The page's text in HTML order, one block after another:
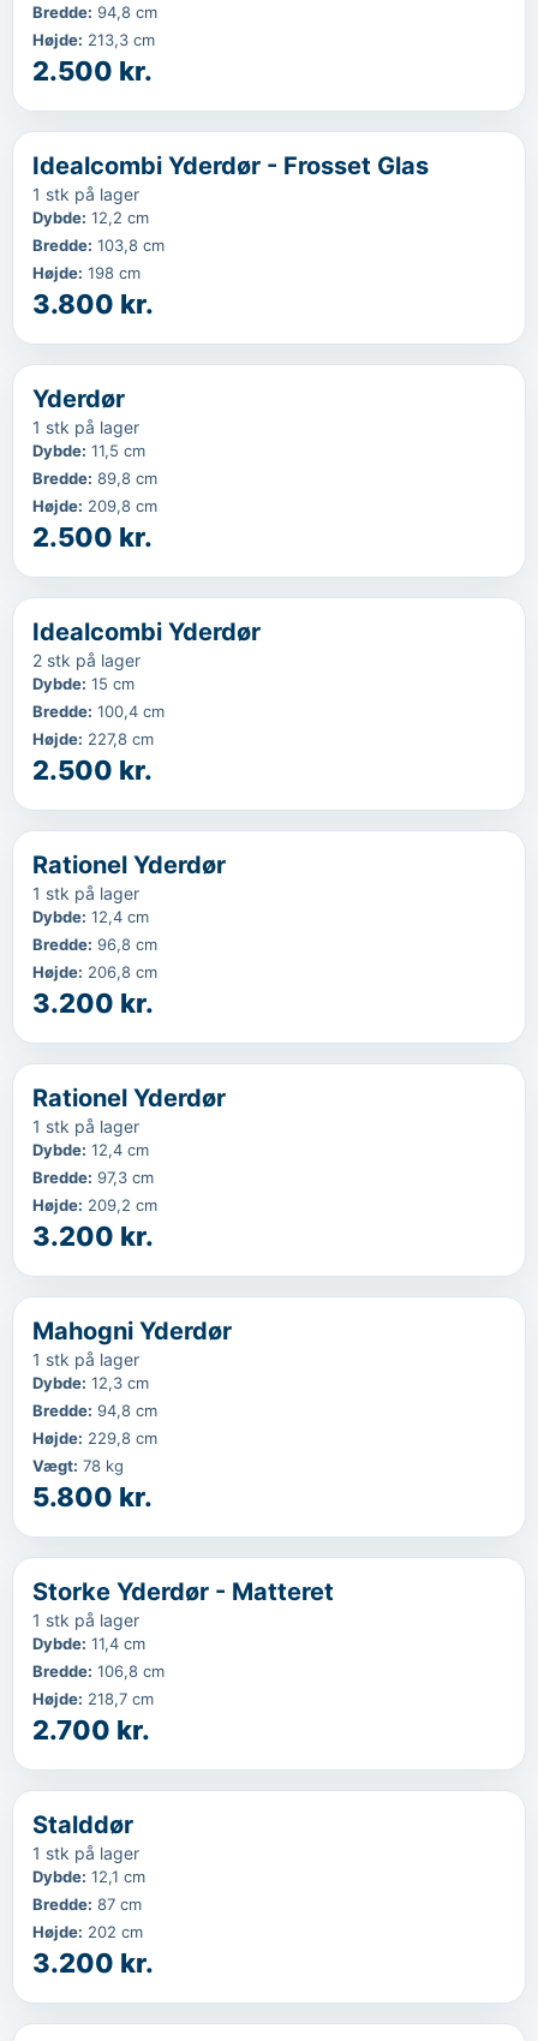
Bredde: 94,8 cm
Højde: 213,3 cm
2.500 kr.
‹
Idealcombi Yderdør - Frosset Glas
1 stk på lager
Dybde: 12,2 cm
Bredde: 103,8 cm
Højde: 198 cm
3.800 kr.
‹
Yderdør
1 stk på lager
Dybde: 11,5 cm
Bredde: 89,8 cm
Højde: 209,8 cm
2.500 kr.
‹
Idealcombi Yderdør
2 stk på lager
Dybde: 15 cm
Bredde: 100,4 cm
Højde: 227,8 cm
2.500 kr.
‹
Rationel Yderdør
1 stk på lager
Dybde: 12,4 cm
Bredde: 96,8 cm
Højde: 206,8 cm
3.200 kr.
‹
Rationel Yderdør
1 stk på lager
Dybde: 12,4 cm
Bredde: 97,3 cm
Højde: 209,2 cm
3.200 kr.
‹
Mahogni Yderdør
1 stk på lager
Dybde: 12,3 cm
Bredde: 94,8 cm
Højde: 229,8 cm
Vægt: 78 kg
5.800 kr.
‹
Storke Yderdør - Matteret
1 stk på lager
Dybde: 11,4 cm
Bredde: 106,8 cm
Højde: 218,7 cm
2.700 kr.
‹
Stalddør
1 stk på lager
Dybde: 12,1 cm
Bredde: 87 cm
Højde: 202 cm
3.200 kr.
‹